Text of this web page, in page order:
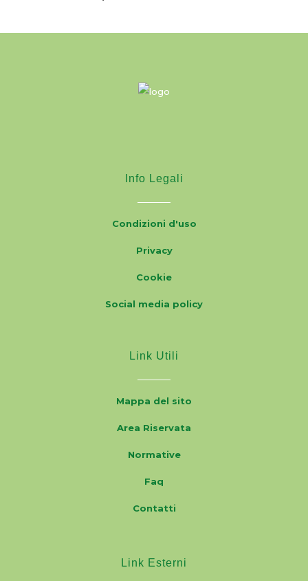
Info Legali
Condizioni d'uso
Privacy
Cookie
Social media policy
Link Utili
Mappa del sito
Area Riservata
Normative
Faq
Contatti
Link Esterni